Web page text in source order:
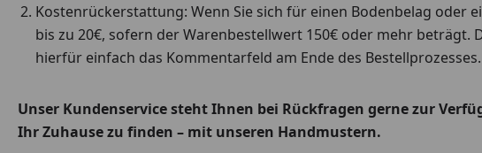
Kostenrückerstattung: Wenn Sie sich für einen Bodenbelag oder
bis zu 20€, sofern der Warenbestellwert 150€ oder mehr
hierfür einfach das Kommentarfeld am Ende des
Unser Kundenservice steht Ihnen bei Rückfragen gerne zur
Ihr Zuhause zu finden – mit unseren Handmustern.